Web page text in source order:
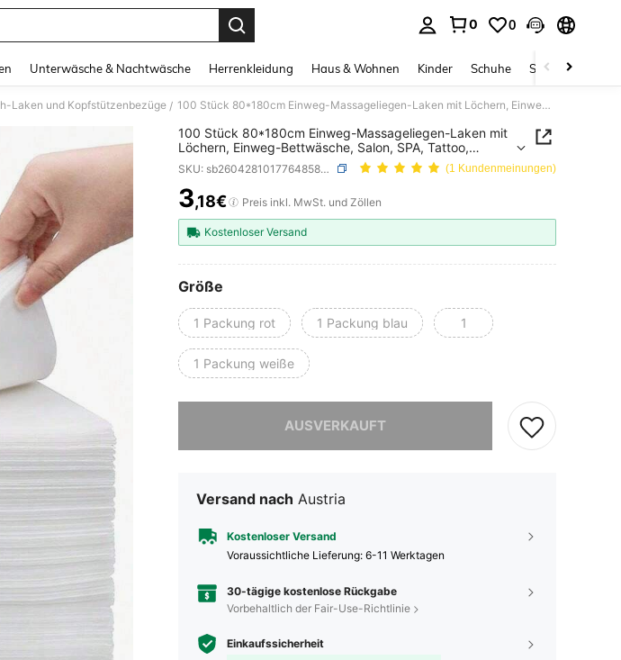
0 0
Unterwäsche & Nachtwäsche Herrenkleidung Haus & Wohnen Kinder Schuhe Schmuck &
Laken und Kopfstützenbezüge / 100 Stück 80*180cm Einweg-Massageliegen-Laken mit Löchern, Einweg-Bettwäsche, Salon, SPA, Tattoo, Massageliegen-Laken, Pad, Vliesstoff, atmungsaktive Bettwäsche
100 Stück 80*180cm Einweg-Massageliegen-Laken mit
Löchern, Einweg-Bettwäsche, Salon, SPA, Tattoo,
Massageliegen-Laken, Pad, Vliesstoff, atmungsaktive
Bettwäsche
SKU: sb260428101776485831990 (1 Kundenmeinungen)
PRICE AND AVAILABILITY
3,18€ Preis inkl. MwSt. und Zöllen
Kostenloser Versand
Größe
1 Packung rot 1 Packung blau 1
1 Packung weiße
AUSVERKAUFT
Versand nach Austria
Kostenloser Versand
Voraussichtliche Lieferung: 6-11 Werktagen
30-tägige kostenlose Rückgabe
Vorbehaltlich der Fair-Use-Richtlinie
Einkaufssicherheit